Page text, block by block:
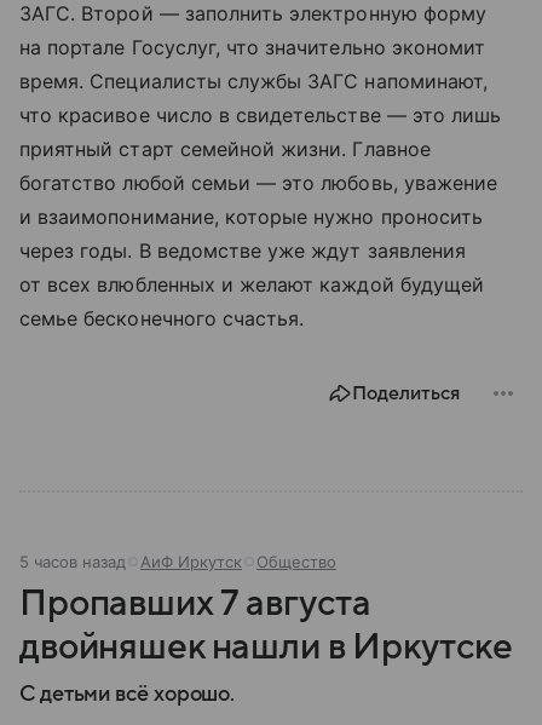
ЗАГС. Второй — заполнить электронную форму
на портале Госуслуг, что значительно экономит
время. Специалисты службы ЗАГС напоминают,
что красивое число в свидетельстве — это лишь
приятный старт семейной жизни. Главное
богатство любой семьи — это любовь, уважение
и взаимопонимание, которые нужно проносить
через годы. В ведомстве уже ждут заявления
от всех влюбленных и желают каждой будущей
семье бесконечного счастья.
Поделиться
5 часов назад АиФ Иркутск Общество
Пропавших 7 августа
двойняшек нашли в Иркутске
С детьми всё хорошо.